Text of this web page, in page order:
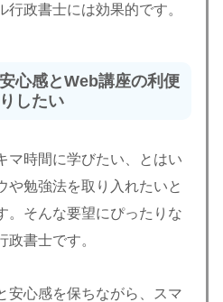
行政書士には効果的です。
心感とWeb講座の利便
したい
マ時間に学びたい、とはい
や勉強法を取り入れたいと
。そんな要望にぴったりな
書士です。
安心感を保ちながら、スマ